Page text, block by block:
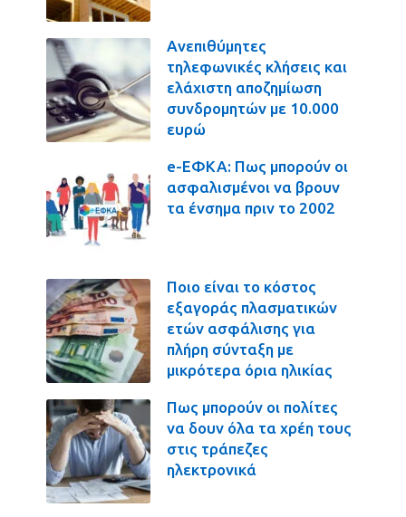
Ανεπιθύμητες
τηλεφωνικές κλήσεις και
ελάχιστη αποζημίωση
συνδρομητών με 10.000
ευρώ
e-ΕΦΚΑ: Πως μπορούν οι
ασφαλισμένοι να βρουν
τα ένσημα πριν το 2002
Ποιο είναι το κόστος
εξαγοράς πλασματικών
ετών ασφάλισης για
πλήρη σύνταξη με
μικρότερα όρια ηλικίας
Πως μπορούν οι πολίτες
να δουν όλα τα χρέη τους
στις τράπεζες
ηλεκτρονικά